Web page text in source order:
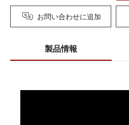
お問い合わせに追加
製品情報